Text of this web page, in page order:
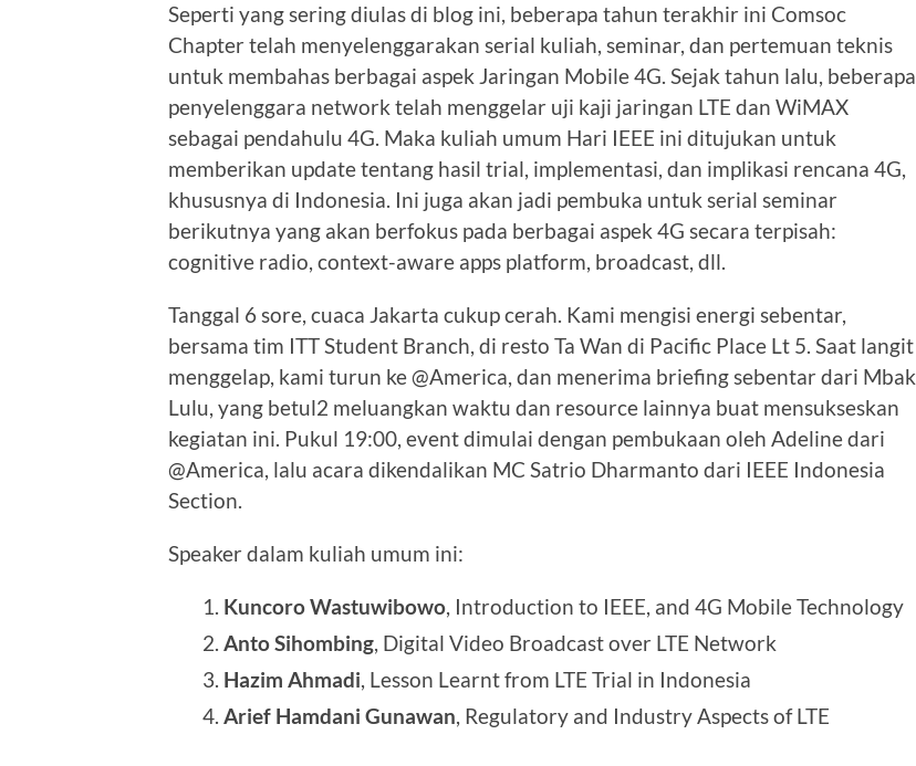
Seperti yang sering diulas di blog ini, beberapa tahun terakhir ini Comsoc
Chapter telah menyelenggarakan serial kuliah, seminar, dan pertemuan teknis
untuk membahas berbagai aspek Jaringan Mobile 4G. Sejak tahun lalu, beberapa
penyelenggara network telah menggelar uji kaji jaringan LTE dan WiMAX
sebagai pendahulu 4G. Maka kuliah umum Hari IEEE ini ditujukan untuk
memberikan update tentang hasil trial, implementasi, dan implikasi rencana 4G,
khususnya di Indonesia. Ini juga akan jadi pembuka untuk serial seminar
berikutnya yang akan berfokus pada berbagai aspek 4G secara terpisah:
cognitive radio, context-aware apps platform, broadcast, dll.
Tanggal 6 sore, cuaca Jakarta cukup cerah. Kami mengisi energi sebentar,
bersama tim ITT Student Branch, di resto Ta Wan di Pacific Place Lt 5. Saat langit
menggelap, kami turun ke @America, dan menerima briefing sebentar dari Mbak
Lulu, yang betul2 meluangkan waktu dan resource lainnya buat mensukseskan
kegiatan ini. Pukul 19:00, event dimulai dengan pembukaan oleh Adeline dari
@America, lalu acara dikendalikan MC Satrio Dharmanto dari IEEE Indonesia
Section.
Speaker dalam kuliah umum ini:
Kuncoro Wastuwibowo, Introduction to IEEE, and 4G Mobile Technology
Anto Sihombing, Digital Video Broadcast over LTE Network
Hazim Ahmadi, Lesson Learnt from LTE Trial in Indonesia
Arief Hamdani Gunawan, Regulatory and Industry Aspects of LTE